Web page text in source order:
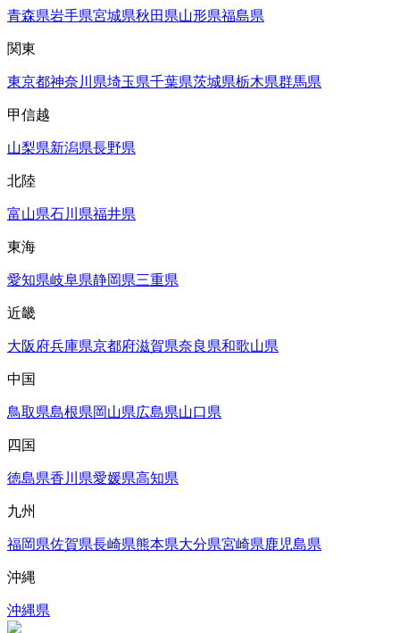
青森県岩手県宮城県秋田県山形県福島県
関東
東京都神奈川県埼玉県千葉県茨城県栃木県群馬県
甲信越
山梨県新潟県長野県
北陸
富山県石川県福井県
東海
愛知県岐阜県静岡県三重県
近畿
大阪府兵庫県京都府滋賀県奈良県和歌山県
中国
鳥取県島根県岡山県広島県山口県
四国
徳島県香川県愛媛県高知県
九州
福岡県佐賀県長崎県熊本県大分県宮崎県鹿児島県
沖縄
沖縄県